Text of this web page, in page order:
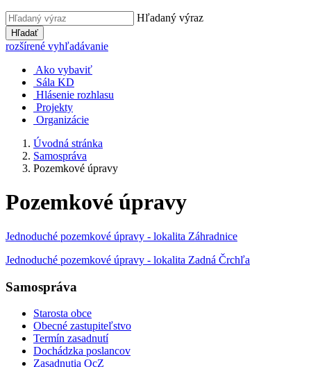
Hľadaný výraz
Hľadať
rozšírené vyhľadávanie
Ako vybaviť
Sála KD
Hlásenie rozhlasu
Projekty
Organizácie
Úvodná stránka
Samospráva
Pozemkové úpravy
Pozemkové úpravy
Jednoduché pozemkové úpravy - lokalita Záhradnice
Jednoduché pozemkové úpravy - lokalita Zadná Črchľa
Samospráva
Starosta obce
Obecné zastupiteľstvo
Termín zasadnutí
Dochádzka poslancov
Zasadnutia OcZ